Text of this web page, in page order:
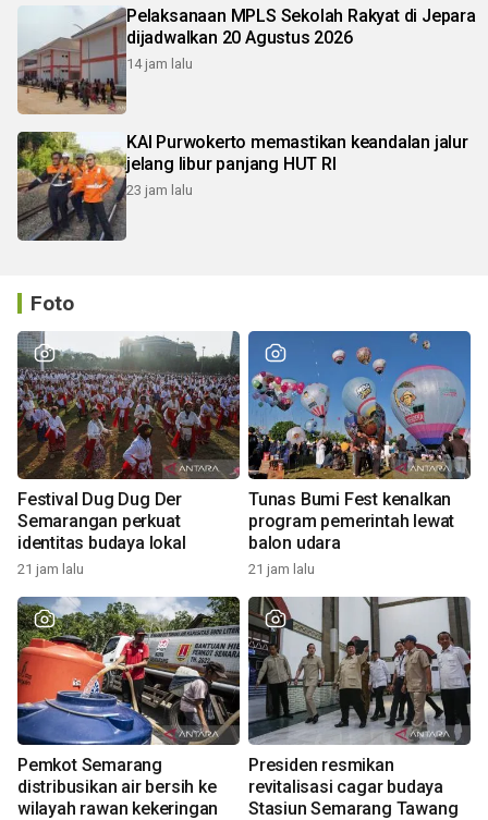
Pelaksanaan MPLS Sekolah Rakyat di Jepara
dijadwalkan 20 Agustus 2026
14 jam lalu
KAI Purwokerto memastikan keandalan jalur
jelang libur panjang HUT RI
23 jam lalu
Foto
Festival Dug Dug Der
Semarangan perkuat
identitas budaya lokal
21 jam lalu
Tunas Bumi Fest kenalkan
program pemerintah lewat
balon udara
21 jam lalu
Pemkot Semarang
distribusikan air bersih ke
wilayah rawan kekeringan
Presiden resmikan
revitalisasi cagar budaya
Stasiun Semarang Tawang